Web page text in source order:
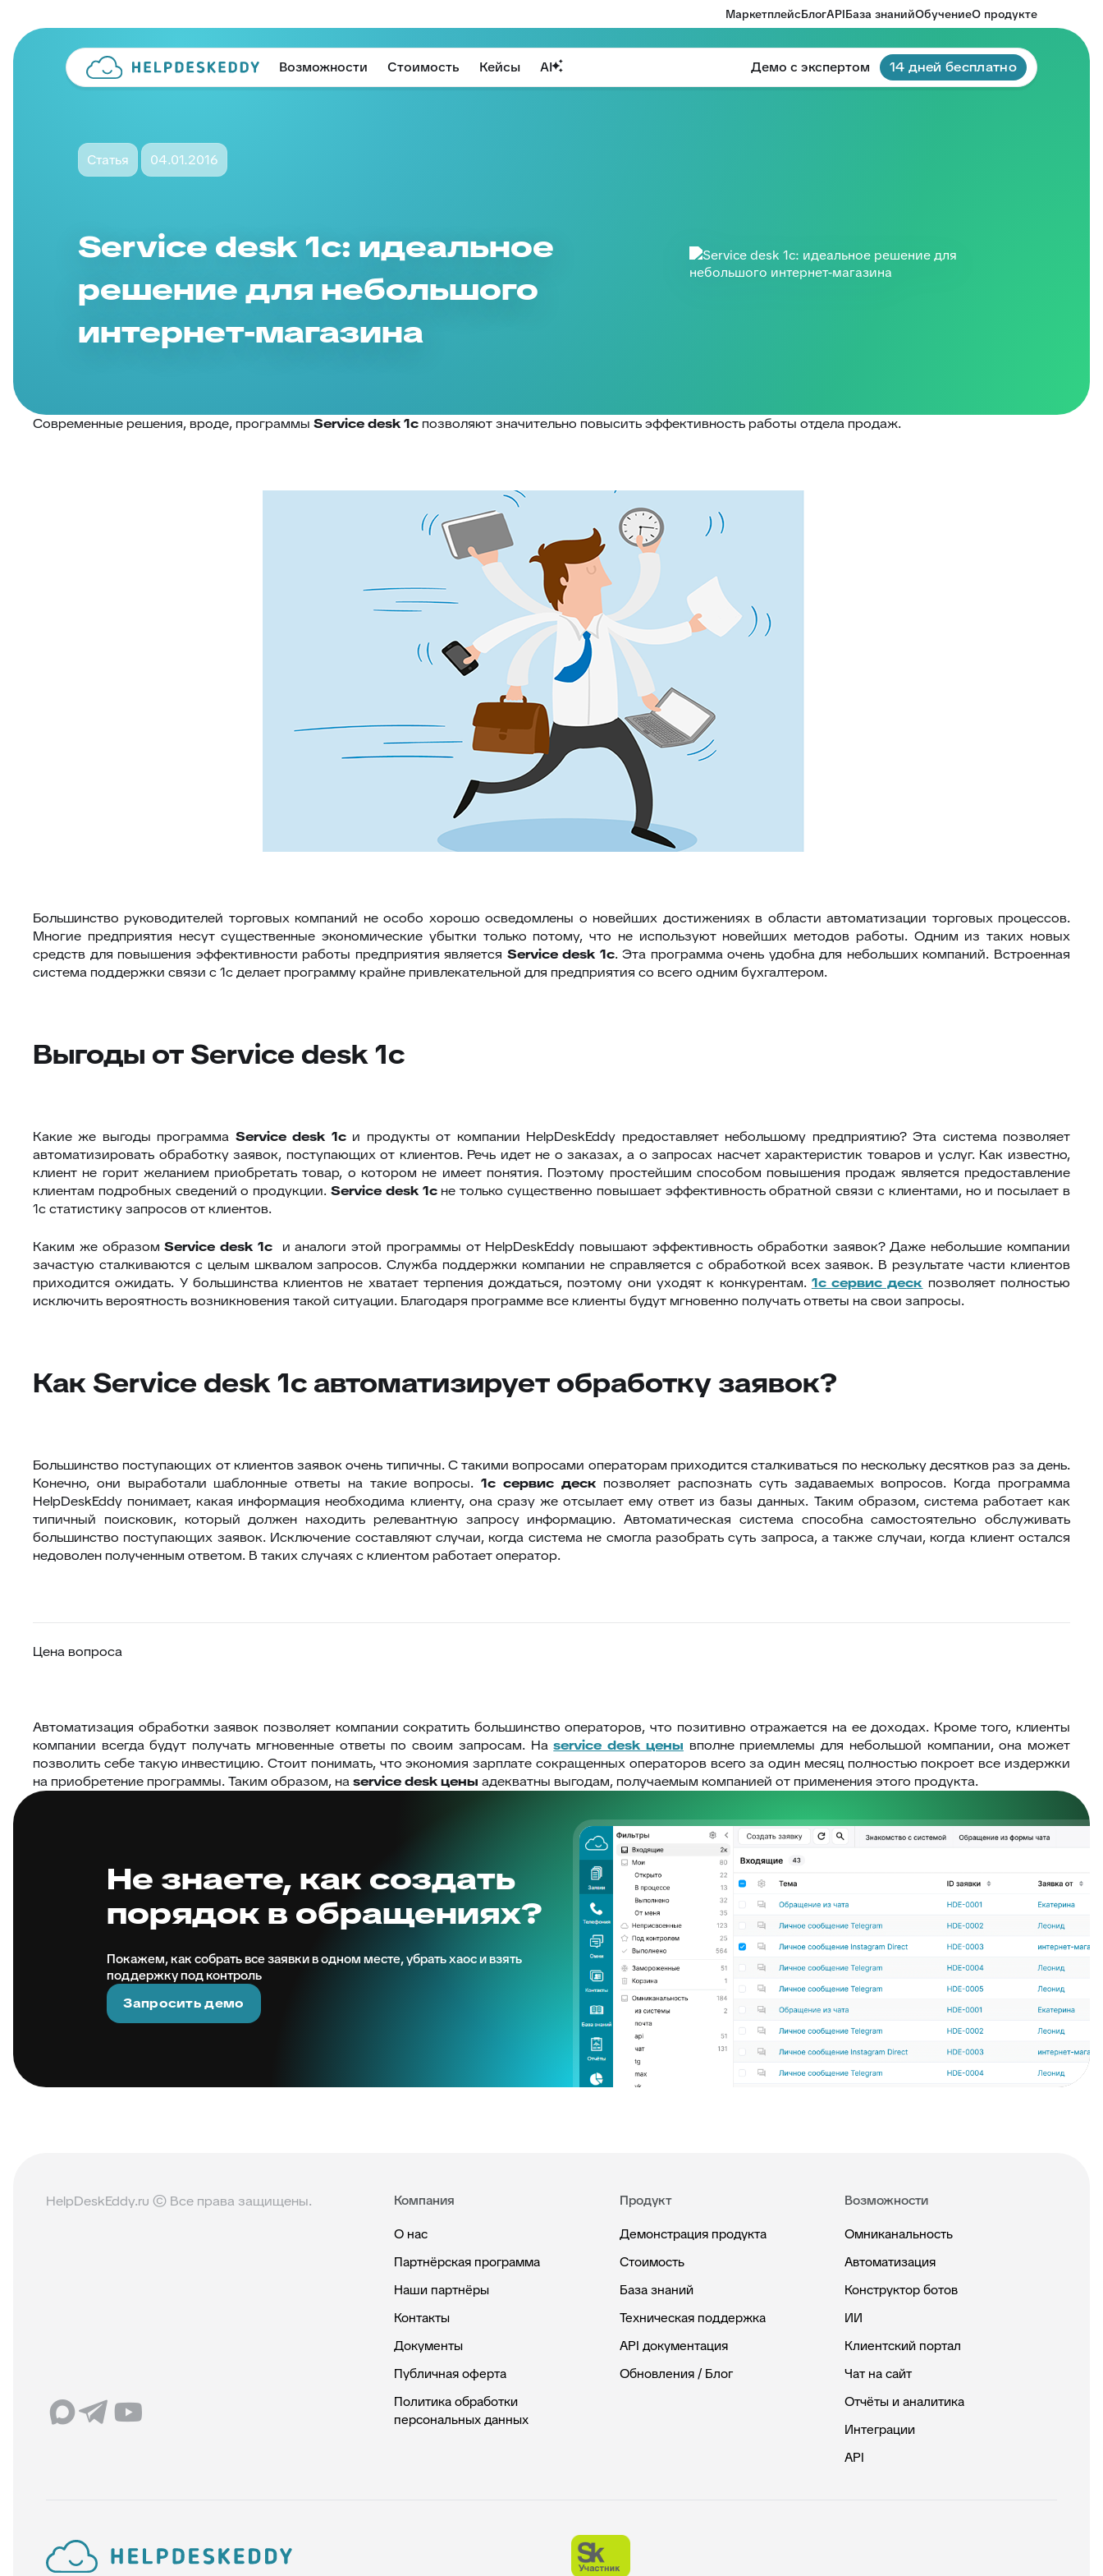
МаркетплейсБлогAPIБаза знанийОбучениеО продукте
Возможности Стоимость Кейсы AI Демо с экспертом 14 дней бесплатно
Статья 04.01.2016
Service desk 1с: идеальное
решение для небольшого
интернет-магазина
Современные решения, вроде, программы Service desk 1с позволяют значительно повысить эффективность работы отдела продаж.
Большинство руководителей торговых компаний не особо хорошо осведомлены о новейших достижениях в области автоматизации торговых процессов.
Многие предприятия несут существенные экономические убытки только потому, что не используют новейших методов работы. Одним из таких новых
средств для повышения эффективности работы предприятия является Service desk 1с. Эта программа очень удобна для небольших компаний. Встроенная
система поддержки связи с 1с делает программу крайне привлекательной для предприятия со всего одним бухгалтером.
Выгоды от Service desk 1с
Какие же выгоды программа Service desk 1си продукты от компании HelpDeskEddy предоставляет небольшому предприятию? Эта система позволяет
автоматизировать обработку заявок, поступающих от клиентов. Речь идет не о заказах, а о запросах насчет характеристик товаров и услуг. Как известно,
клиент не горит желанием приобретать товар, о котором не имеет понятия. Поэтому простейшим способом повышения продаж является предоставление
клиентам подробных сведений о продукции. Service desk 1сне только существенно повышает эффективность обратной связи с клиентами, но и посылает в
1с статистику запросов от клиентов.
Каким же образомService desk 1си аналоги этой программы от HelpDeskEddy повышают эффективность обработки заявок? Даже небольшие компании
зачастую сталкиваются с целым шквалом запросов. Служба поддержки компании не справляется с обработкой всех заявок. В результате части клиентов
приходится ожидать. У большинства клиентов не хватает терпения дождаться, поэтому они уходят к конкурентам. 1с сервис деск позволяет полностью
исключить вероятность возникновения такой ситуации. Благодаря программе все клиенты будут мгновенно получать ответы на свои запросы.
Как Service desk 1с автоматизирует обработку заявок?
Большинство поступающих от клиентов заявок очень типичны. С такими вопросами операторам приходится сталкиваться по нескольку десятков раз за день.
Конечно, они выработали шаблонные ответы на такие вопросы.1с сервис деск позволяет распознать суть задаваемых вопросов. Когда программа
HelpDeskEddy понимает, какая информация необходима клиенту, она сразу же отсылает ему ответ из базы данных. Таким образом, система работает как
типичный поисковик, который должен находить релевантную запросу информацию. Автоматическая система способна самостоятельно обслуживать
большинство поступающих заявок. Исключение составляют случаи, когда система не смогла разобрать суть запроса, а также случаи, когда клиент остался
недоволен полученным ответом. В таких случаях с клиентом работает оператор.
Цена вопроса
Автоматизация обработки заявок позволяет компании сократить большинство операторов, что позитивно отражается на ее доходах. Кроме того, клиенты
компании всегда будут получать мгновенные ответы по своим запросам. Наservice desk цены вполне приемлемы для небольшой компании, она может
позволить себе такую инвестицию. Стоит понимать, что экономия зарплате сокращенных операторов всего за один месяц полностью покроет все издержки
на приобретение программы. Таким образом, наservice desk цены адекватны выгодам, получаемым компанией от применения этого продукта.
Не знаете, как создать
порядок в обращениях?
Покажем, как собрать все заявки в одном месте, убрать хаос и взять
поддержку под контроль
Запросить демо
HelpDeskEddy.ru © Все права защищены.
Компания
О нас
Партнёрская программа
Наши партнёры
Контакты
Документы
Публичная оферта
Политика обработки
персональных данных
Продукт
Демонстрация продукта
Стоимость
База знаний
Техническая поддержка
API документация
Обновления / Блог
Возможности
Омниканальность
Автоматизация
Конструктор ботов
ИИ
Клиентский портал
Чат на сайт
Отчёты и аналитика
Интеграции
API